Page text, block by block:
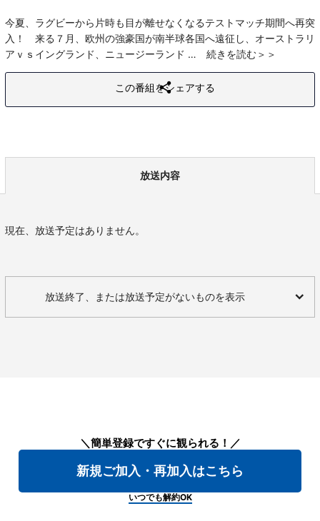
今夏、ラグビーから片時も目が離せなくなるテストマッチ期間へ再突
入！ 来る７月、欧州の強豪国が南半球各国へ遠征し、オーストラリ
アｖｓイングランド、ニュージーランド
続きを読む
この番組をシェアする
放送内容
現在、放送予定はありません。
放送終了、または放送予定がないものを表示
＼簡単登録ですぐに観られる！／
新規ご加入・再加入はこちら
いつでも解約OK